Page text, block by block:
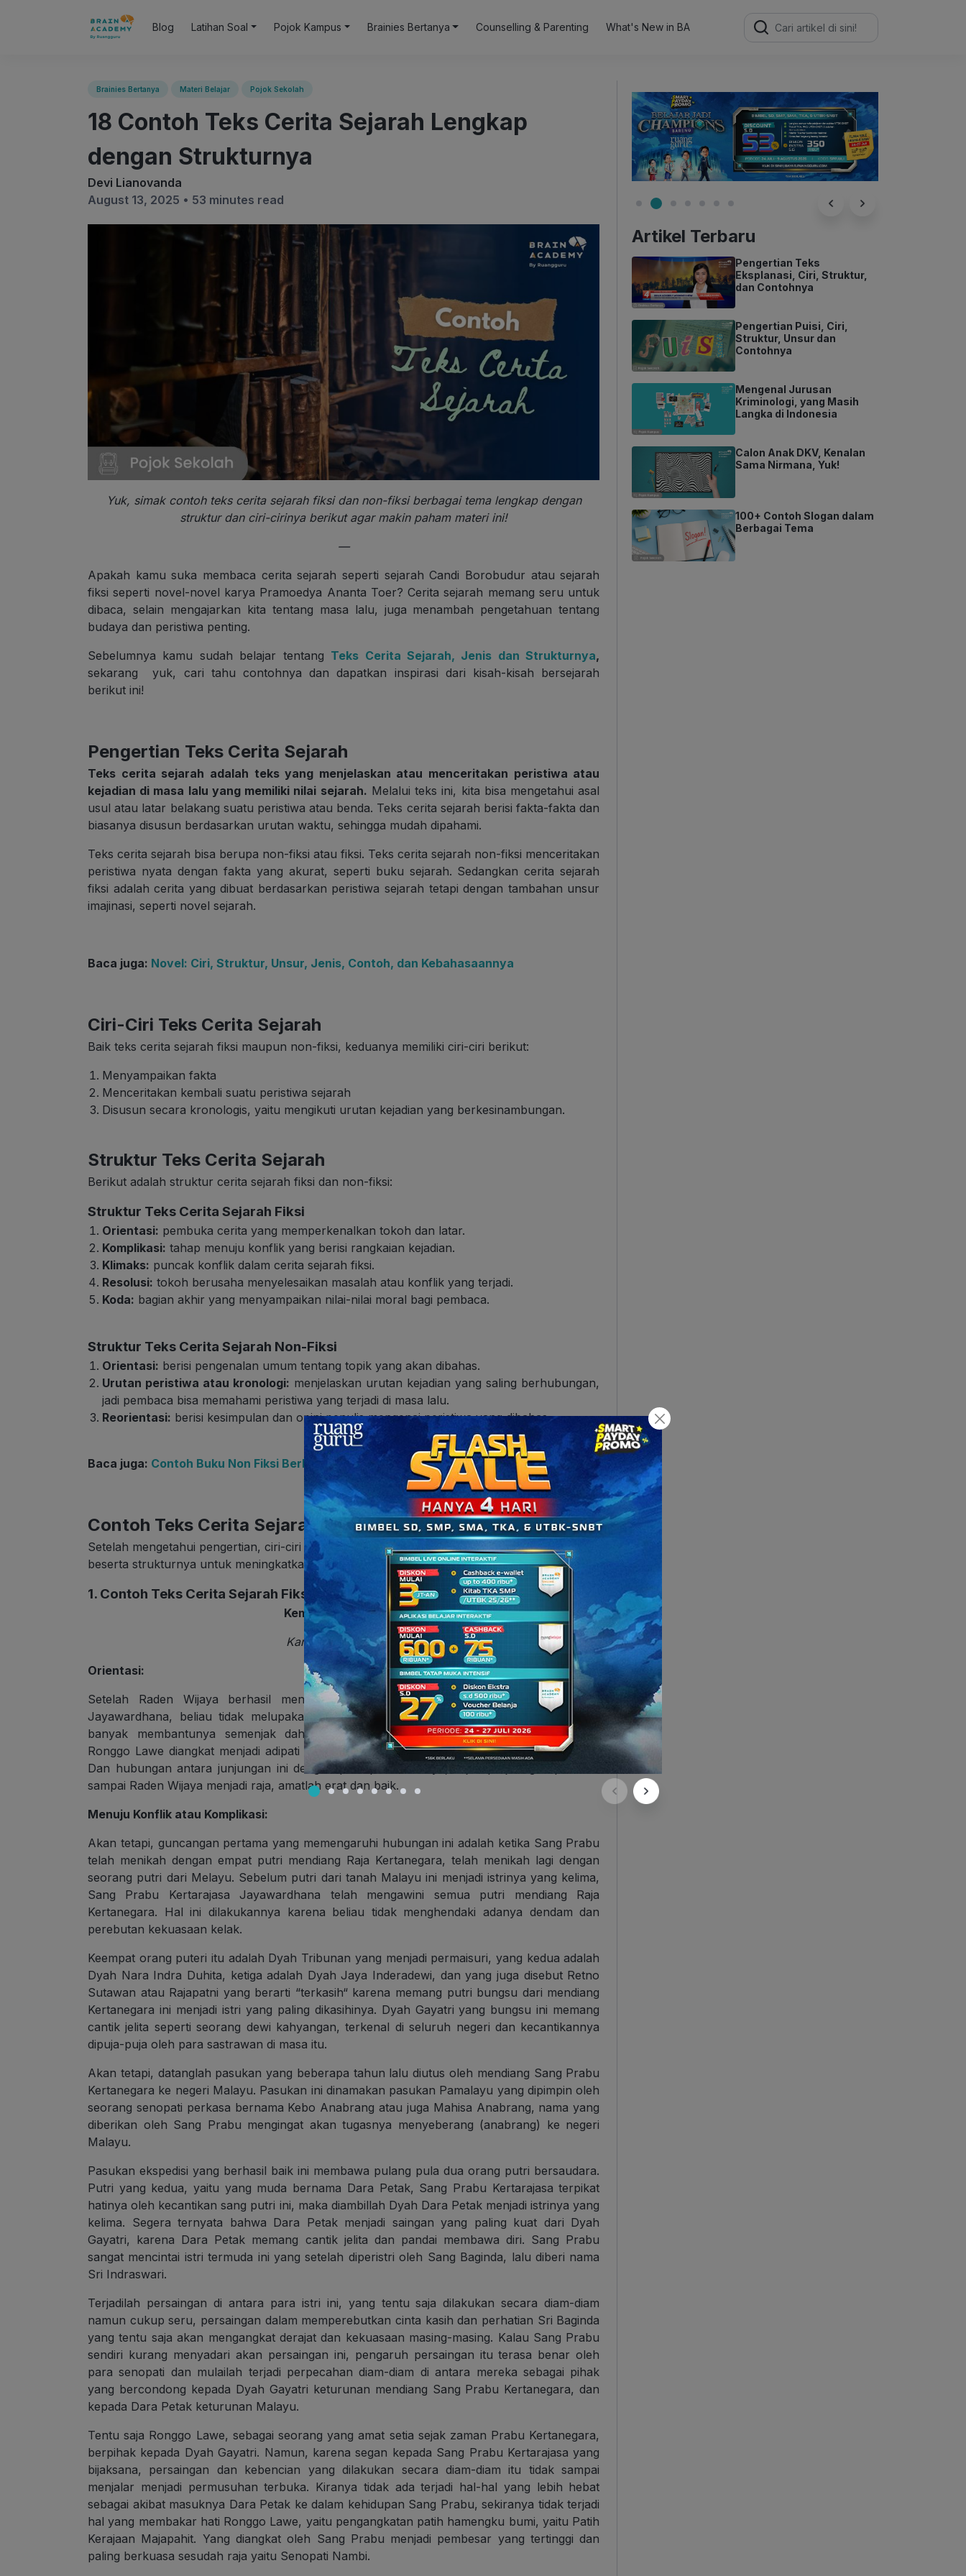
Blog Latihan Soal Pojok Kampus Brainies Bertanya Counselling & Parenting What's New in BA
Search
for:
Brainies Bertanya Materi Belajar Pojok Sekolah
18 Contoh Teks Cerita Sejarah Lengkap
dengan Strukturnya
Devi Lianovanda
August 13, 2025 • 53 minutes read
Yuk, simak contoh teks cerita sejarah fiksi dan non-fiksi berbagai tema lengkap dengan
struktur dan ciri-cirinya berikut agar makin paham materi ini!
—
Apakah kamu suka membaca cerita sejarah seperti sejarah Candi Borobudur atau sejarah
fiksi seperti novel-novel karya Pramoedya Ananta Toer? Cerita sejarah memang seru untuk
dibaca, selain mengajarkan kita tentang masa lalu, juga menambah pengetahuan tentang
budaya dan peristiwa penting.
Sebelumnya kamu sudah belajar tentang Teks Cerita Sejarah, Jenis dan Strukturnya,
sekarang yuk, cari tahu contohnya dan dapatkan inspirasi dari kisah-kisah bersejarah
berikut ini!
Pengertian Teks Cerita Sejarah
Teks cerita sejarah adalah teks yang menjelaskan atau menceritakan peristiwa atau
kejadian di masa lalu yang memiliki nilai sejarah. Melalui teks ini, kita bisa mengetahui asal
usul atau latar belakang suatu peristiwa atau benda. Teks cerita sejarah berisi fakta-fakta dan
biasanya disusun berdasarkan urutan waktu, sehingga mudah dipahami.
Teks cerita sejarah bisa berupa non-fiksi atau fiksi. Teks cerita sejarah non-fiksi menceritakan
peristiwa nyata dengan fakta yang akurat, seperti buku sejarah. Sedangkan cerita sejarah
fiksi adalah cerita yang dibuat berdasarkan peristiwa sejarah tetapi dengan tambahan unsur
imajinasi, seperti novel sejarah.
Baca juga: Novel: Ciri, Struktur, Unsur, Jenis, Contoh, dan Kebahasaannya
Ciri-Ciri Teks Cerita Sejarah
Baik teks cerita sejarah fiksi maupun non-fiksi, keduanya memiliki ciri-ciri berikut:
Menyampaikan fakta
Menceritakan kembali suatu peristiwa sejarah
Disusun secara kronologis, yaitu mengikuti urutan kejadian yang berkesinambungan.
Struktur Teks Cerita Sejarah
Berikut adalah struktur cerita sejarah fiksi dan non-fiksi:
Struktur Teks Cerita Sejarah Fiksi
Orientasi: pembuka cerita yang memperkenalkan tokoh dan latar.
Komplikasi: tahap menuju konflik yang berisi rangkaian kejadian.
Klimaks: puncak konflik dalam cerita sejarah fiksi.
Resolusi: tokoh berusaha menyelesaikan masalah atau konflik yang terjadi.
Koda: bagian akhir yang menyampaikan nilai-nilai moral bagi pembaca.
Struktur Teks Cerita Sejarah Non-Fiksi
Orientasi: berisi pengenalan umum tentang topik yang akan dibahas.
Urutan peristiwa atau kronologi: menjelaskan urutan kejadian yang saling berhubungan,
jadi pembaca bisa memahami peristiwa yang terjadi di masa lalu.
Reorientasi: berisi kesimpulan dan opini penulis mengenai peristiwa yang dibahas.
Baca juga: Contoh Buku Non Fiksi Berbagai Tema, Ada Favoritmu?
Contoh Teks Cerita Sejarah berbagai Tema
Setelah mengetahui pengertian, ciri-ciri dan strukturnya, yuk simak contoh teks cerita sejarah
beserta strukturnya untuk meningkatkan pemahaman:
1. Contoh Teks Cerita Sejarah Fiksi tentang Majapahit
Kemelut di Majapahit
Karya: S.H. Mintardja
Orientasi:
Setelah Raden Wijaya berhasil menjadi Raja Majapahit pertama bergelar Kertarajasa
Jayawardhana, beliau tidak melupakan jasa-jasa para senopati (perwira) yang setia dan
banyak membantunya semenjak dahulu itu membagibagikan pangkat kepada mereka.
Ronggo Lawe diangkat menjadi adipati di Tuban dan yang lain-lain pun diberi pangkat pula.
Dan hubungan antara junjungan ini dengan para pembantunya, sejak perjuangan pertama
sampai Raden Wijaya menjadi raja, amatlah erat dan baik.
Menuju Konflik atau Komplikasi:
Akan tetapi, guncangan pertama yang memengaruhi hubungan ini adalah ketika Sang Prabu
telah menikah dengan empat putri mendiang Raja Kertanegara, telah menikah lagi dengan
seorang putri dari Melayu. Sebelum putri dari tanah Malayu ini menjadi istrinya yang kelima,
Sang Prabu Kertarajasa Jayawardhana telah mengawini semua putri mendiang Raja
Kertanegara. Hal ini dilakukannya karena beliau tidak menghendaki adanya dendam dan
perebutan kekuasaan kelak.
Keempat orang puteri itu adalah Dyah Tribunan yang menjadi permaisuri, yang kedua adalah
Dyah Nara Indra Duhita, ketiga adalah Dyah Jaya Inderadewi, dan yang juga disebut Retno
Sutawan atau Rajapatni yang berarti “terkasih“ karena memang putri bungsu dari mendiang
Kertanegara ini menjadi istri yang paling dikasihinya. Dyah Gayatri yang bungsu ini memang
cantik jelita seperti seorang dewi kahyangan, terkenal di seluruh negeri dan kecantikannya
dipuja-puja oleh para sastrawan di masa itu.
Akan tetapi, datanglah pasukan yang beberapa tahun lalu diutus oleh mendiang Sang Prabu
Kertanegara ke negeri Malayu. Pasukan ini dinamakan pasukan Pamalayu yang dipimpin oleh
seorang senopati perkasa bernama Kebo Anabrang atau juga Mahisa Anabrang, nama yang
diberikan oleh Sang Prabu mengingat akan tugasnya menyeberang (anabrang) ke negeri
Malayu.
Pasukan ekspedisi yang berhasil baik ini membawa pulang pula dua orang putri bersaudara.
Putri yang kedua, yaitu yang muda bernama Dara Petak, Sang Prabu Kertarajasa terpikat
hatinya oleh kecantikan sang putri ini, maka diambillah Dyah Dara Petak menjadi istrinya yang
kelima. Segera ternyata bahwa Dara Petak menjadi saingan yang paling kuat dari Dyah
Gayatri, karena Dara Petak memang cantik jelita dan pandai membawa diri. Sang Prabu
sangat mencintai istri termuda ini yang setelah diperistri oleh Sang Baginda, lalu diberi nama
Sri Indraswari.
Terjadilah persaingan di antara para istri ini, yang tentu saja dilakukan secara diam-diam
namun cukup seru, persaingan dalam memperebutkan cinta kasih dan perhatian Sri Baginda
yang tentu saja akan mengangkat derajat dan kekuasaan masing-masing. Kalau Sang Prabu
sendiri kurang menyadari akan persaingan ini, pengaruh persaingan itu terasa benar oleh
para senopati dan mulailah terjadi perpecahan diam-diam di antara mereka sebagai pihak
yang bercondong kepada Dyah Gayatri keturunan mendiang Sang Prabu Kertanegara, dan
kepada Dara Petak keturunan Malayu.
Tentu saja Ronggo Lawe, sebagai seorang yang amat setia sejak zaman Prabu Kertanegara,
berpihak kepada Dyah Gayatri. Namun, karena segan kepada Sang Prabu Kertarajasa yang
bijaksana, persaingan dan kebencian yang dilakukan secara diam-diam itu tidak sampai
menjalar menjadi permusuhan terbuka. Kiranya tidak ada terjadi hal-hal yang lebih hebat
sebagai akibat masuknya Dara Petak ke dalam kehidupan Sang Prabu, sekiranya tidak terjadi
hal yang membakar hati Ronggo Lawe, yaitu pengangkatan patih hamengku bumi, yaitu Patih
Kerajaan Majapahit. Yang diangkat oleh Sang Prabu menjadi pembesar yang tertinggi dan
paling berkuasa sesudah raja yaitu Senopati Nambi.
Artikel Terbaru
Pengertian Teks
Eksplanasi, Ciri, Struktur,
dan Contohnya
Pengertian Puisi, Ciri,
Struktur, Unsur dan
Contohnya
Mengenal Jurusan
Kriminologi, yang Masih
Langka di Indonesia
Calon Anak DKV, Kenalan
Sama Nirmana, Yuk!
100+ Contoh Slogan dalam
Berbagai Tema